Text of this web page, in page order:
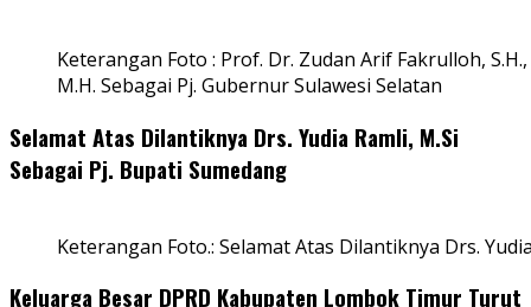
Keterangan Foto : Prof. Dr. Zudan Arif Fakrulloh, S.H.,
M.H. Sebagai Pj. Gubernur Sulawesi Selatan
Selamat Atas Dilantiknya Drs. Yudia Ramli, M.Si
Sebagai Pj. Bupati Sumedang
Keterangan Foto.: Selamat Atas Dilantiknya Drs.
Keluarga Besar DPRD Kabupaten Lombok Timur Turut